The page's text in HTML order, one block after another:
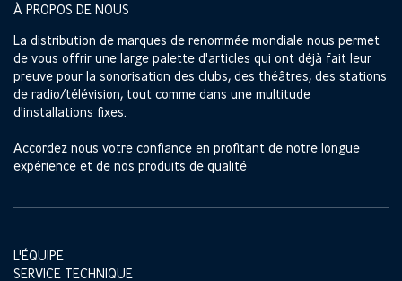
À PROPOS DE NOUS
La distribution de marques de renommée mondiale nous permet
de vous offrir une large palette d'articles qui ont déjà fait leur
preuve pour la sonorisation des clubs, des théâtres, des stations
de radio/télévision, tout comme dans une multitude
d'installations fixes.
Accordez nous votre confiance en profitant de notre longue
expérience et de nos produits de qualité
L'ÉQUIPE
SERVICE TECHNIQUE